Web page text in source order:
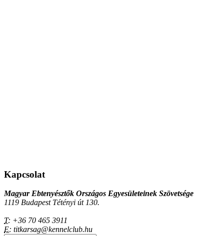
Kapcsolat
Magyar Ebtenyésztők Országos Egyesületeinek Szövetsége
1119 Budapest Tétényi út 130.
T: +36 70 465 3911
E: titkarsag@kennelclub.hu